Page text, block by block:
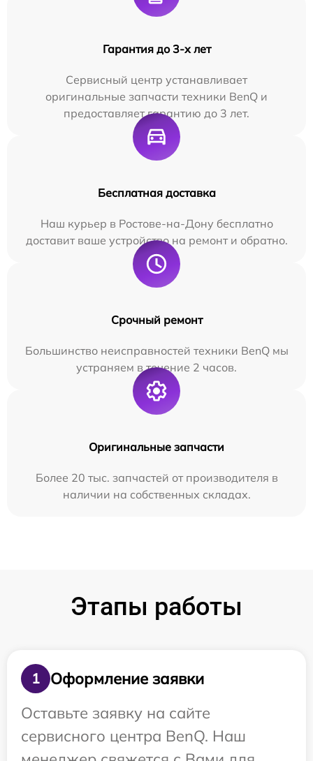
Гарантия до 3-х лет
Сервисный центр устанавливает
оригинальные запчасти техники BenQ и
предоставляет гарантию до 3 лет.
Бесплатная доставка
Наш курьер в Ростове-на-Дону бесплатно
доставит ваше устройство на ремонт и обратно.
Срочный ремонт
Большинство неисправностей техники BenQ мы
устраняем в течение 2 часов.
Оригинальные запчасти
Более 20 тыс. запчастей от производителя в
наличии на собственных складах.
Этапы работы
1
Оформление заявки
Оставьте заявку на сайте
сервисного центра BenQ. Наш